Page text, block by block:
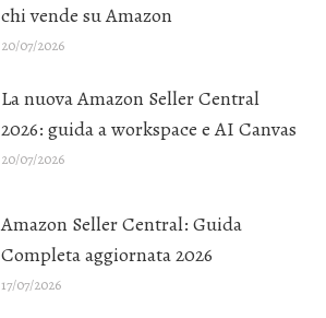
chi vende su Amazon
20/07/2026
La nuova Amazon Seller Central
2026: guida a workspace e AI Canvas
20/07/2026
Amazon Seller Central: Guida
Completa aggiornata 2026
17/07/2026